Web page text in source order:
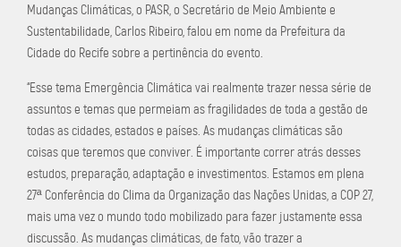
Mudanças Climáticas, o PASR, o Secretário de Meio Ambiente e
Sustentabilidade, Carlos Ribeiro, falou em nome da Prefeitura da
Cidade do Recife sobre a pertinência do evento.
“Esse tema Emergência Climática vai realmente trazer nessa série de
assuntos e temas que permeiam as fragilidades de toda a gestão de
todas as cidades, estados e países. As mudanças climáticas são
coisas que teremos que conviver. É importante correr atrás desses
estudos, preparação, adaptação e investimentos. Estamos em plena
27ª Conferência do Clima da Organização das Nações Unidas, a COP 27,
mais uma vez o mundo todo mobilizado para fazer justamente essa
discussão. As mudanças climáticas, de fato, vão trazer a